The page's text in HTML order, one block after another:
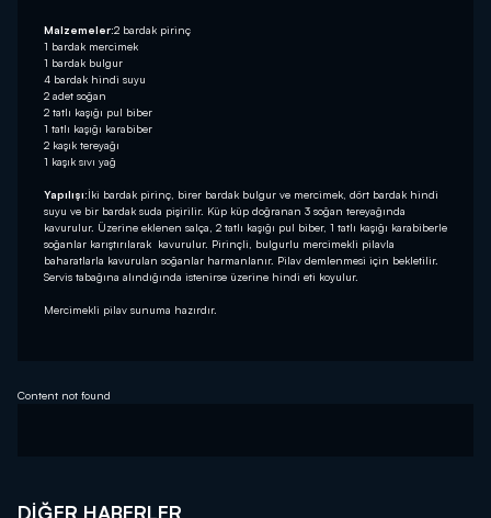
Malzemeler:2 bardak pirinç
1 bardak mercimek
1 bardak bulgur
4 bardak hindi suyu
2 adet soğan
2 tatlı kaşığı pul biber
1 tatlı kaşığı karabiber
2 kaşık tereyağı
1 kaşık sıvı yağ
Yapılışı:İki bardak pirinç, birer bardak bulgur ve mercimek, dört bardak hindi
suyu ve bir bardak suda pişirilir. Küp küp doğranan 3 soğan tereyağında
kavurulur. Üzerine eklenen salça, 2 tatlı kaşığı pul biber, 1 tatlı kaşığı karabiberle
soğanlar karıştırılarak kavurulur. Pirinçli, bulgurlu mercimekli pilavla
baharatlarla kavurulan soğanlar harmanlanır. Pilav demlenmesi için bekletilir.
Servis tabağına alındığında istenirse üzerine hindi eti koyulur.
Mercimekli pilav sunuma hazırdır.
Content not found
DIĞER HABERLER